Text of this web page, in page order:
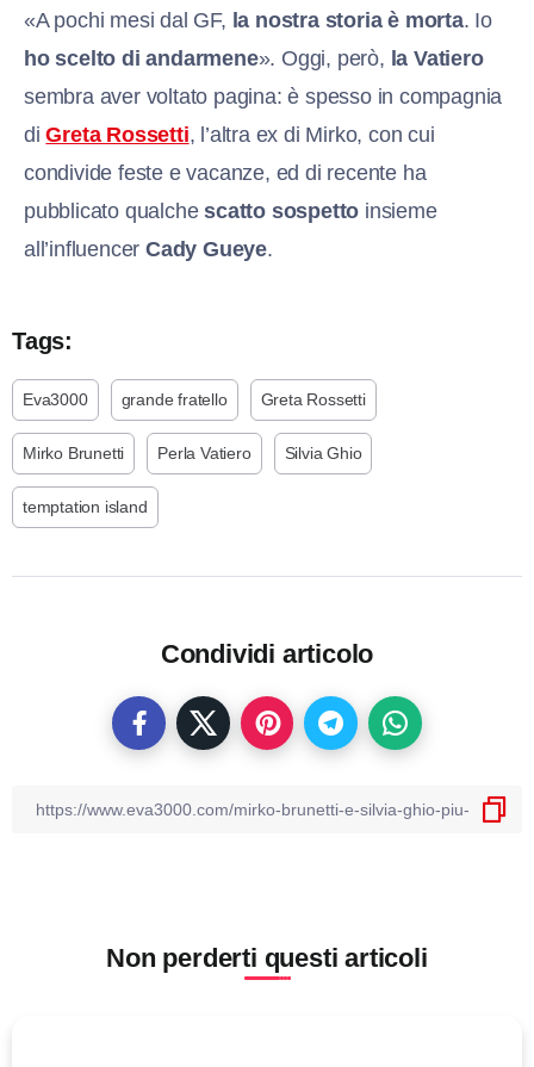
«A pochi mesi dal GF, la nostra storia è morta. Io
ho scelto di andarmene». Oggi, però, la Vatiero
sembra aver voltato pagina: è spesso in compagnia
diGreta Rossetti, l’altra ex di Mirko, con cui
condivide feste e vacanze, ed di recente ha
pubblicato qualchescatto sospetto insieme
all’influencerCady Gueye.
Tags:
Eva3000 grande fratello Greta Rossetti
Mirko Brunetti Perla Vatiero Silvia Ghio
temptation island
Condividi articolo
Non perderti questi articoli